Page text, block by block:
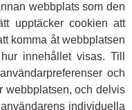
webbplats som den
upptäcker cookien att
komma åt webbplatsen
innehållet visas. Till
och
webbplatsen, och delvis
individuella